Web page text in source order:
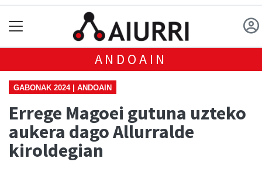
ANDOAIN
GABONAK 2024 | ANDOAIN
Errege Magoei gutuna uzteko
aukera dago Allurralde
kiroldegian